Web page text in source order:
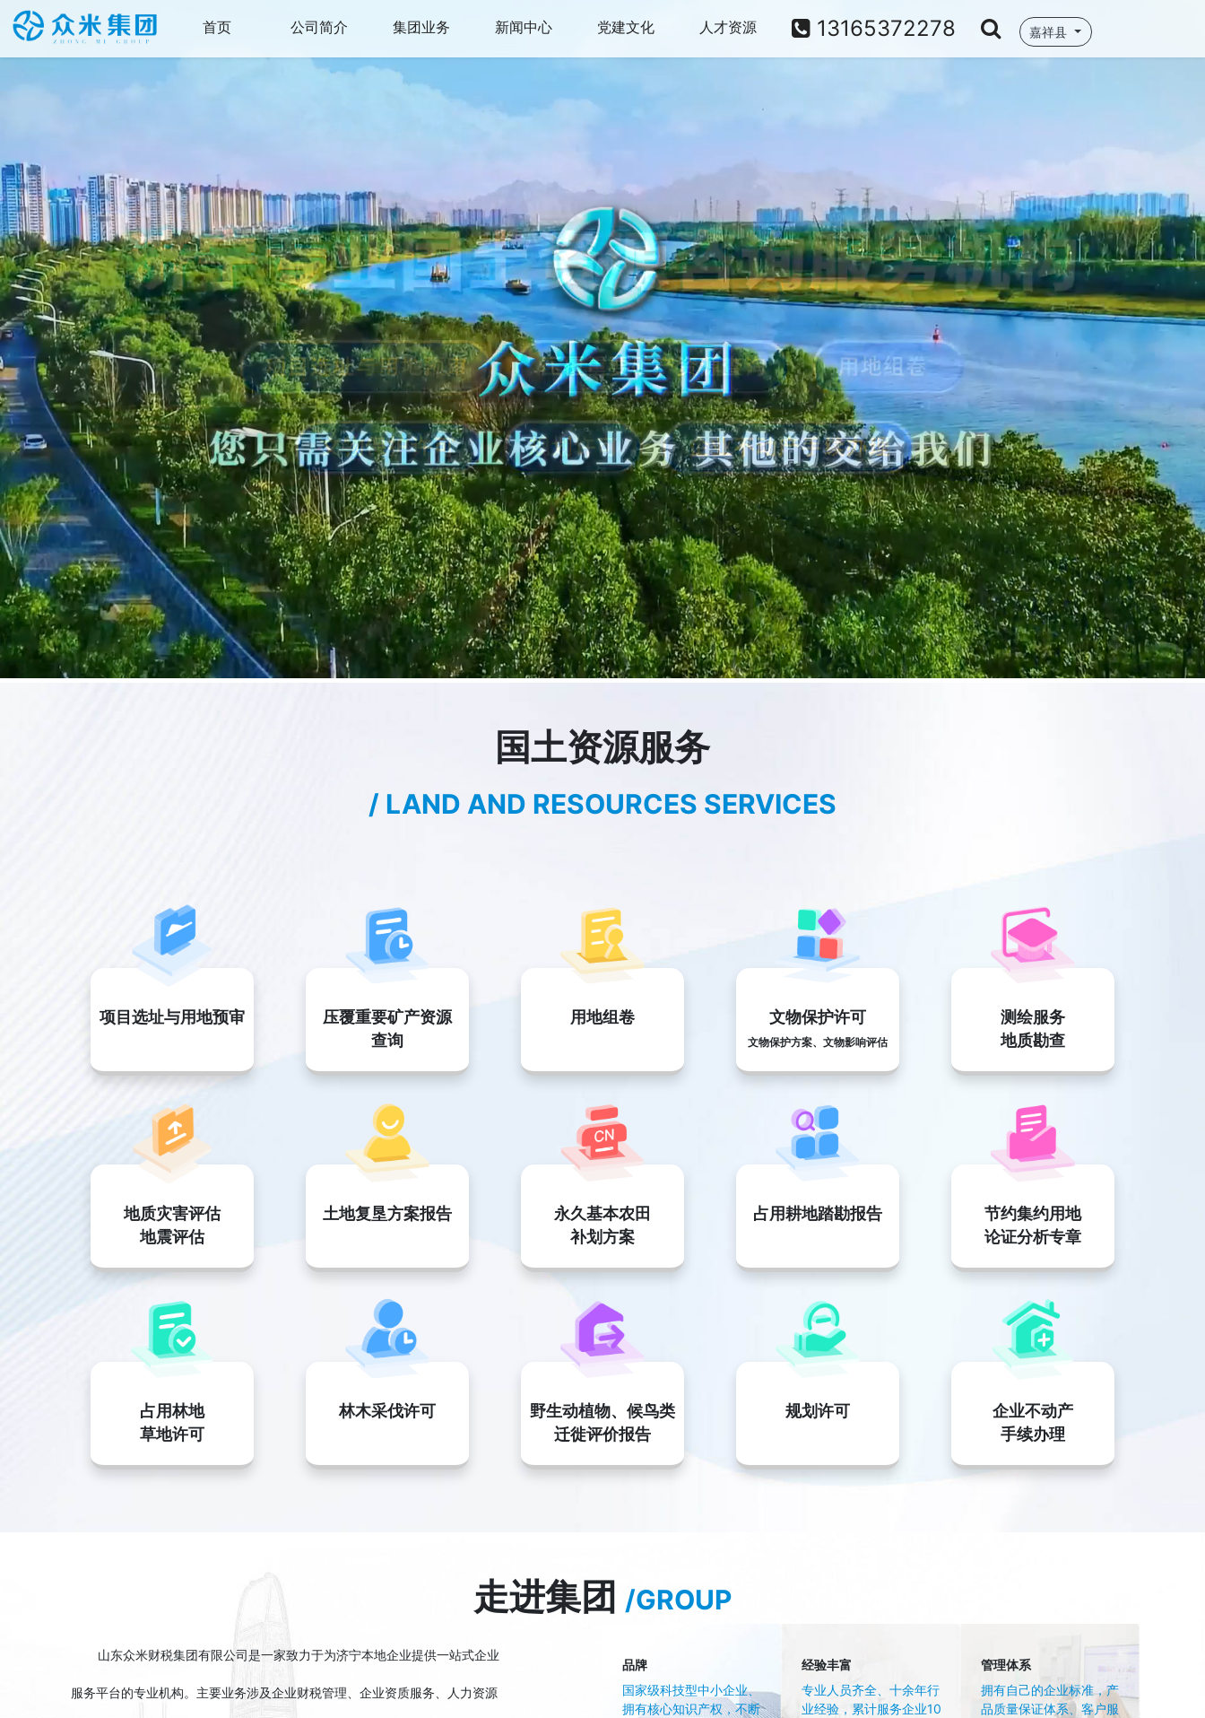
首页 公司简介 集团业务 新闻中心 党建文化 人才资源 13165372278 嘉祥县
集团简介
核心知识产权
联系我们 危险化学品经营
文娱类许可
医疗器械、消毒产品、药品
食品生产、经营、预包装
测绘资质
公司注销
建设项目管理
国土资源服务
水务服务
生态环境服务
人力资源
科技金融
国土资源服务
/ LAND AND RESOURCES SERVICES
项目选址与用地预审
压覆重要矿产资源
查询
用地组卷 文物保护许可
文物保护方案、文物影响评估
测绘服务
地质勘查
地质灾害评估
地震评估
土地复垦方案报告
永久基本农田
补划方案
占用耕地踏勘报告
节约集约用地
论证分析专章
占用林地
草地许可
林木采伐许可
野生动植物、候鸟类
迁徙评价报告
规划许可
企业不动产
手续办理
走进集团 /GROUP
山东众米财税集团有限公司是一家致力于为济宁本地企业提供一站式企业
服务平台的专业机构。主要业务涉及企业财税管理、企业资质服务、人力资源
品牌
国家级科技型中小企业、
拥有核心知识产权，不断
经验丰富
专业人员齐全、十余年行
业经验，累计服务企业10
管理体系
拥有自己的企业标准，产
品质量保证体系、客户服